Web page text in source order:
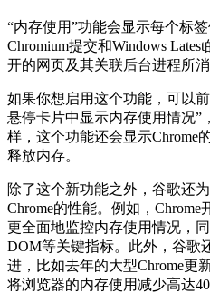
“内存使用”功能会显示每个标
Chromium提交和Windows
开的网页及其关联后台进程所消
如果你想启用这个功能，可以
悬停卡片中显示内存使用情况”
样，这个功能还会显示Chrome
释放内存。
除了这个新功能之外，谷歌还
Chrome的性能。例如，
更全面地监控内存使用情况，
DOM等关键指标。此外，谷歌
进，比如去年的大型Chrome更
将浏览器的内存使用减少高达